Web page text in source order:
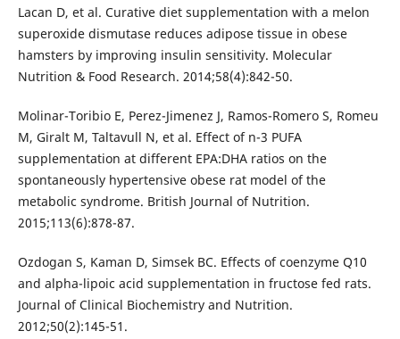
Lacan D, et al. Curative diet supplementation with a melon
superoxide dismutase reduces adipose tissue in obese
hamsters by improving insulin sensitivity. Molecular
Nutrition & Food Research. 2014;58(4):842-50.
Molinar-Toribio E, Perez-Jimenez J, Ramos-Romero S, Romeu
M, Giralt M, Taltavull N, et al. Effect of n-3 PUFA
supplementation at different EPA:DHA ratios on the
spontaneously hypertensive obese rat model of the
metabolic syndrome. British Journal of Nutrition.
2015;113(6):878-87.
Ozdogan S, Kaman D, Simsek BC. Effects of coenzyme Q10
and alpha-lipoic acid supplementation in fructose fed rats.
Journal of Clinical Biochemistry and Nutrition.
2012;50(2):145-51.